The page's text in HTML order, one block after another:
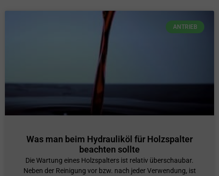
ANTRIEB
Was man beim Hydrauliköl für Holzspalter
beachten sollte
Die Wartung eines Holzspalters ist relativ überschaubar.
Neben der Reinigung vor bzw. nach jeder Verwendung, ist